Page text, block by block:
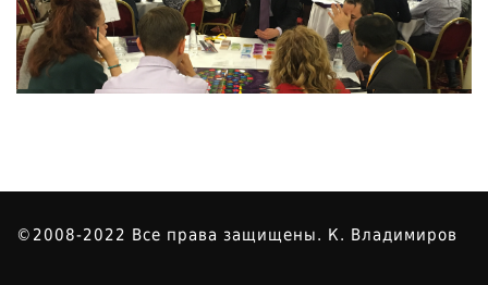
©2008-2022 Все права защищены. К. Владимиров